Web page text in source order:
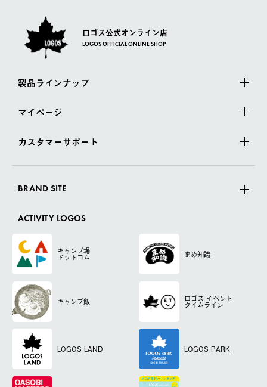
ロゴス公式オンライン店
LOGOS OFFICIAL ONLINE SHOP
製品ラインナップ
マイページ
カスタマーサポート
BRAND SITE
ACTIVITY LOGOS
キャンプ場
ドットコム まめ知識
キャンプ飯 ロゴス イベント
タイムライン
LOGOS LAND LOGOS PARK